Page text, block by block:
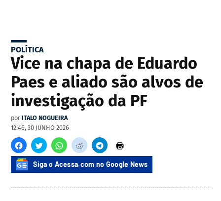
POLÍTICA
Vice na chapa de Eduardo
Paes e aliado são alvos de
investigação da PF
por ITALO NOGUEIRA
12:46, 30 JUNHO 2026
Siga o Acessa.com no Google News